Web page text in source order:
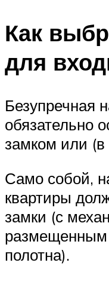
Как
для
Безупречная
обязательно
замком или
Само собой,
квартиры
замки (с
размещенным
полотна).